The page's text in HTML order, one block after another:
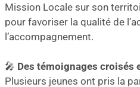
Mission Locale sur son
pour favoriser la qualité de
l’accompagnement.
🎤 Des témoignages croisés
Plusieurs jeunes ont pris la